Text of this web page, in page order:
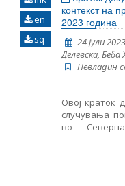
земја.
en
sq
контекст на
2023 година
24 јули 2023
Делевска, Беба
Невладин
Овој краток
случувања
во
јуни 2023